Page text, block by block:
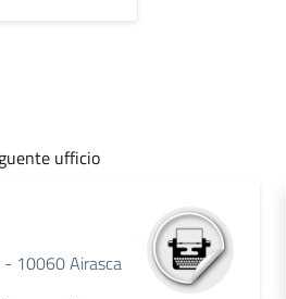
ufficio
- 10060 Airasca